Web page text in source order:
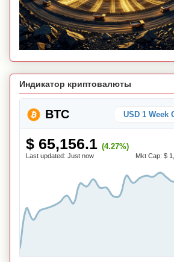
Индикатор криптовалюты
BTC USD 1 Week
$ 65,156.1 (4.27%)
Last updated: Just now Mkt Cap: $